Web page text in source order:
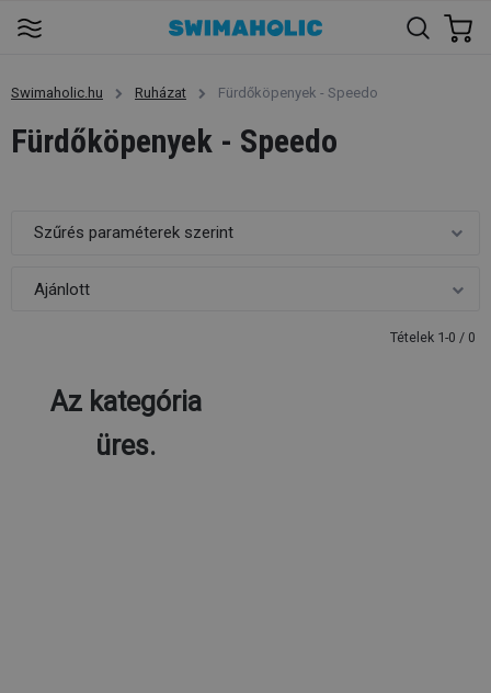
Swimaholic.hu Ruházat Fürdőköpenyek - Speedo
Fürdőköpenyek - Speedo
Szűrés paraméterek szerint
Tételek 1-0 / 0
Az kategória
üres.